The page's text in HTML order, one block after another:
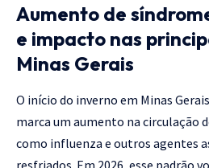
Aumento de
e impacto nas
Minas Gerais
O início do inverno em Minas
marca um aumento na circulação
como influenza e outros agentes
resfriados. Em 2026, esse padrão